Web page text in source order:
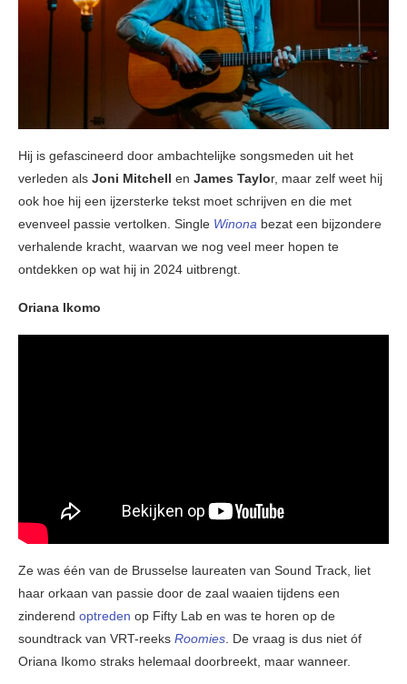
Hij is gefascineerd door ambachtelijke songsmeden uit het
verleden als Joni Mitchell en James Taylor, maar zelf weet hij
ook hoe hij een ijzersterke tekst moet schrijven en die met
evenveel passie vertolken. Single Winona bezat een bijzondere
verhalende kracht, waarvan we nog veel meer hopen te
ontdekken op wat hij in 2024 uitbrengt.
Oriana Ikomo
Ze was één van de Brusselse laureaten van Sound Track, liet
haar orkaan van passie door de zaal waaien tijdens een
zinderend optreden op Fifty Lab en was te horen op de
soundtrack van VRT-reeks Roomies . De vraag is dus niet óf
Oriana Ikomo straks helemaal doorbreekt, maar wanneer.